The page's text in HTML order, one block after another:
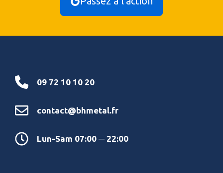
09 72 10 10 20
contact@bhmetal.fr
Lun-Sam 07:00 ─ 22:00